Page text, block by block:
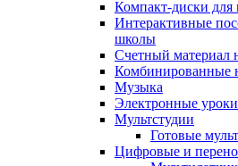
Компакт-диски
Интерактивные
школы
Счетный материал
Комбинированные
Музыка
Электронные
Мультстудии
Готовые
Цифровые и